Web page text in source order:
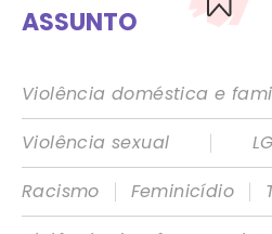
ASSUNTO
Violência doméstica e
Violência sexual
|
Racismo
| Feminicídio |